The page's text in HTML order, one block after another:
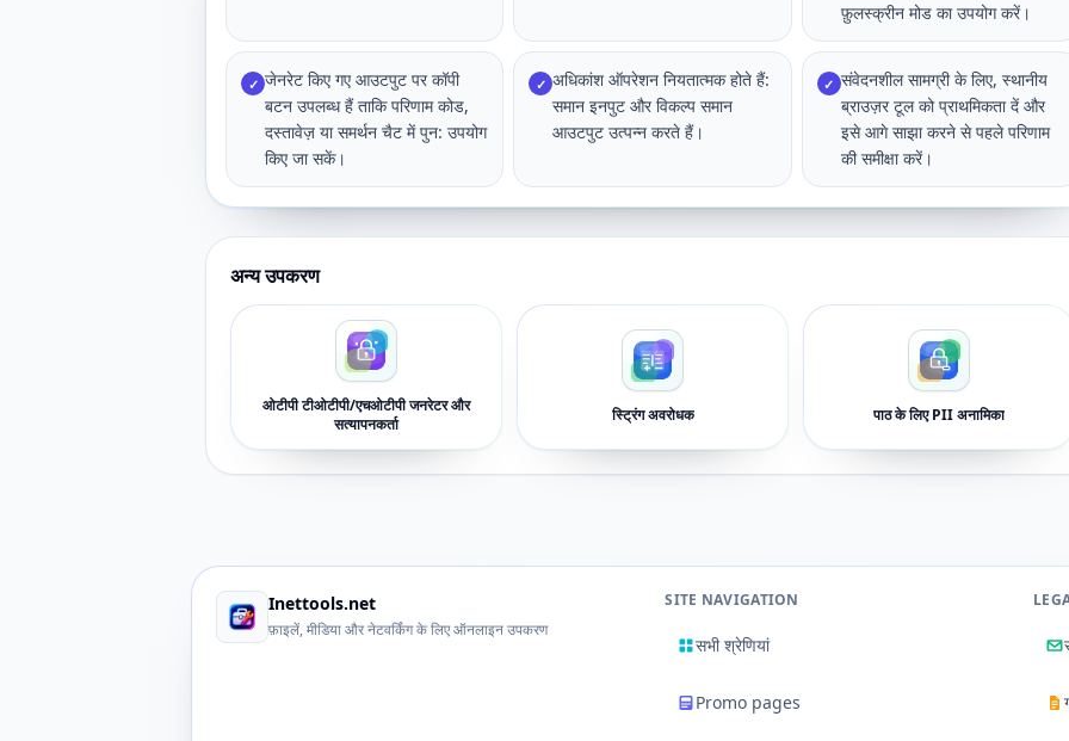
फ़ुलस्क्रीन मोड का उपयोग करें।
✓ जेनरेट किए गए आउटपुट पर कॉपी
बटन उपलब्ध हैं ताकि परिणाम कोड,
दस्तावेज़ या समर्थन चैट में पुन: उपयोग
किए जा सकें।
✓ अधिकांश ऑपरेशन नियतात्मक होते हैं:
समान इनपुट और विकल्प समान
आउटपुट उत्पन्न करते हैं।
✓ संवेदनशील सामग्री के लिए, स्थानीय
ब्राउज़र टूल को प्राथमिकता दें और
इसे आगे साझा करने से पहले परिणाम
की समीक्षा करें।
अन्य उपकरण
ओटीपी टीओटीपी/एचओटीपी जनरेटर और
सत्यापनकर्ता
स्ट्रिंग अवरोधक पाठ के लिए PII अनामिका
Inettools.net
फ़ाइलें, मीडिया और नेटवर्किंग के लिए ऑनलाइन उपकरण
SITE NAVIGATION
सभी श्रेणियां
Promo pages